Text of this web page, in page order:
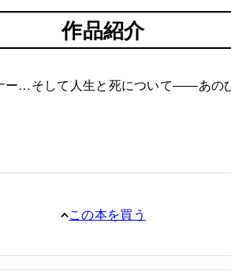
作品紹介
ー…そして人生と死について――あの
この本を買う